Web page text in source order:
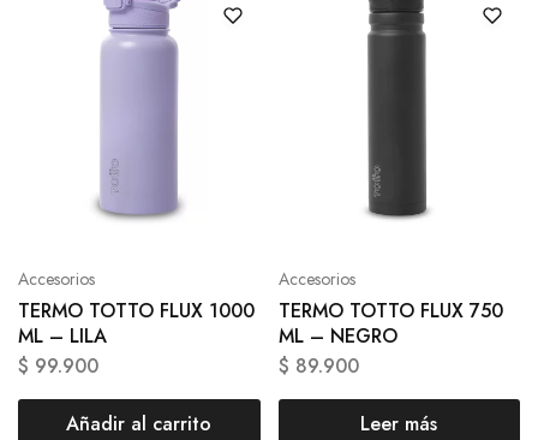
Accesorios
TERMO TOTTO FLUX 1000
ML – LILA
$ 99.900
Añadir al carrito
Accesorios
TERMO TOTTO FLUX 750
ML – NEGRO
$ 89.900
Leer más